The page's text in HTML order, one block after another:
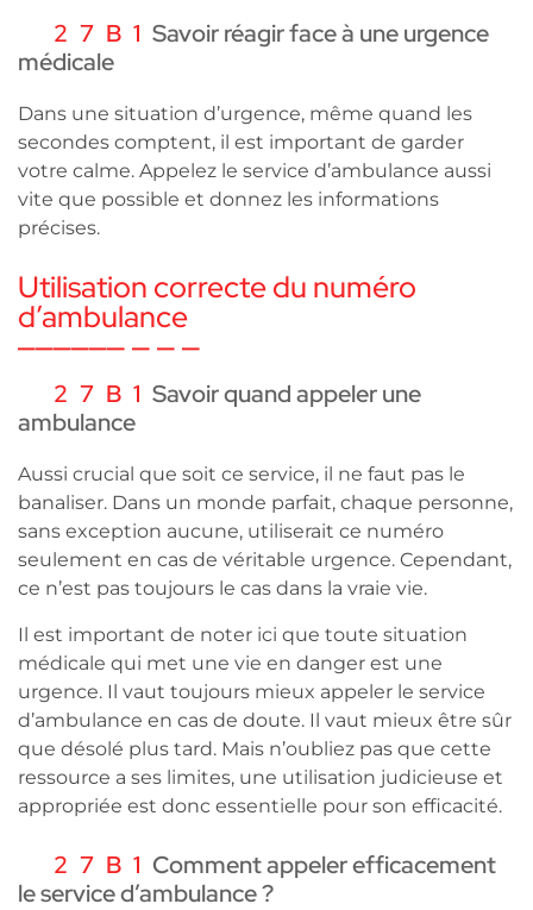
Savoir réagir face à une urgence
médicale
Dans une situation d’urgence, même quand les
secondes comptent, il est important de garder
votre calme. Appelez le service d’ambulance aussi
vite que possible et donnez les informations
précises.
Utilisation correcte du numéro
d’ambulance
Savoir quand appeler une
ambulance
Aussi crucial que soit ce service, il ne faut pas le
banaliser. Dans un monde parfait, chaque personne,
sans exception aucune, utiliserait ce numéro
seulement en cas de véritable urgence. Cependant,
ce n’est pas toujours le cas dans la vraie vie.
Il est important de noter ici que toute situation
médicale qui met une vie en danger est une
urgence. Il vaut toujours mieux appeler le service
d’ambulance en cas de doute. Il vaut mieux être sûr
que désolé plus tard. Mais n’oubliez pas que cette
ressource a ses limites, une utilisation judicieuse et
appropriée est donc essentielle pour son efficacité.
Comment appeler efficacement
le service d’ambulance ?